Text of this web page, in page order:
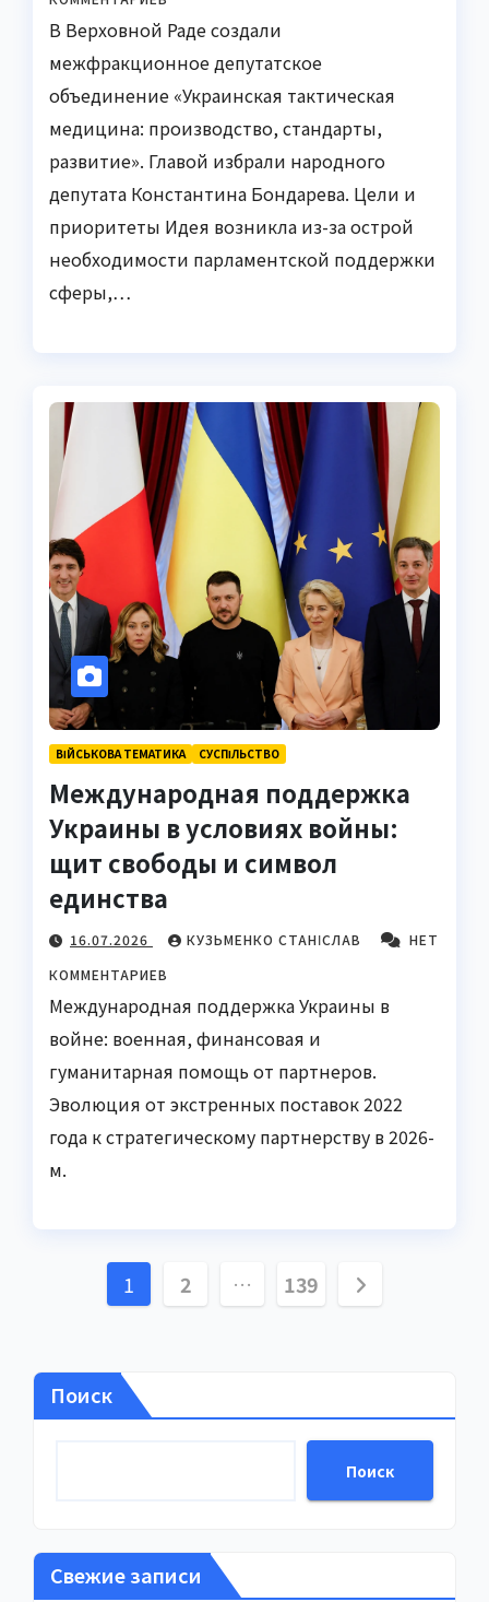
В Верховной Раде создали
межфракционное депутатское
объединение «Украинская тактическая
медицина: производство, стандарты,
развитие». Главой избрали народного
депутата Константина Бондарева. Цели и
приоритеты Идея возникла из-за острой
необходимости парламентской поддержки
сферы,…
ВІЙСЬКОВА ТЕМАТИКА СУCПІЛЬСТВО
Международная поддержка
Украины в условиях войны:
щит свободы и символ
единства
16.07.2026 КУЗЬМЕНКО СТАНІСЛАВ
НЕТ
КОММЕНТАРИЕВ
Международная поддержка Украины в
войне: военная, финансовая и
гуманитарная помощь от партнеров.
Эволюция от экстренных поставок 2022
года к стратегическому партнерству в 2026-
м.
Пагинация
1 2 … 139
Поиск
Поиск
Свежие записи